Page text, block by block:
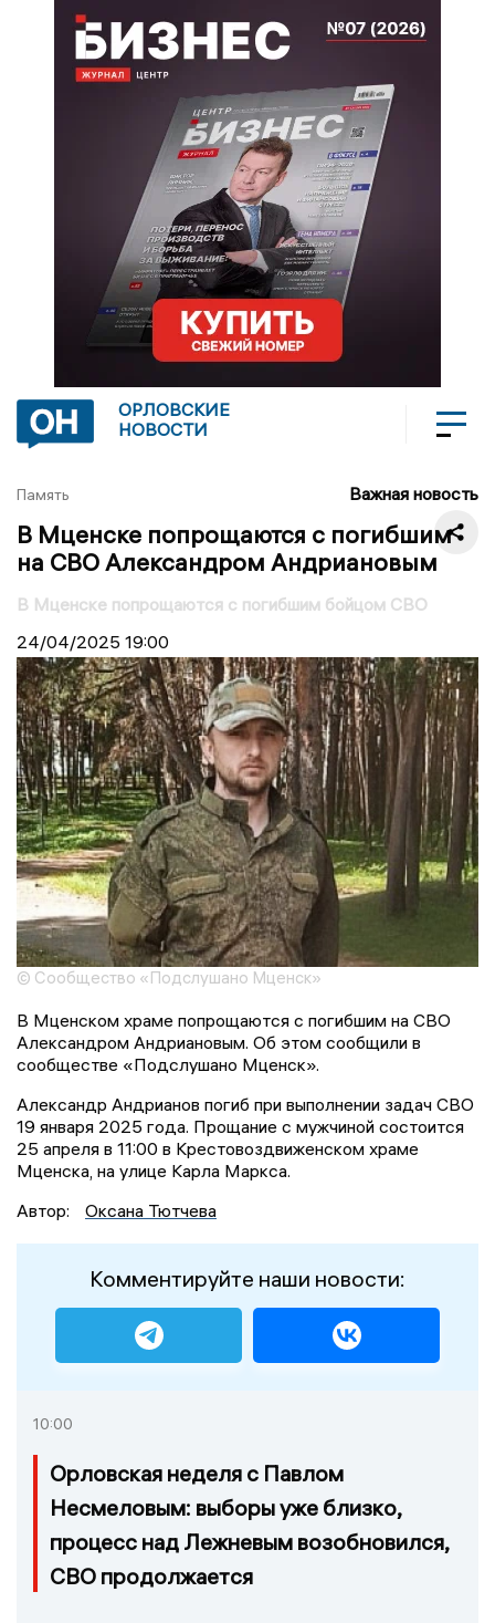
ОРЛОВСКИЕ
НОВОСТИ
Память Важная новость
В Мценске попрощаются с погибшим
на СВО Александром Андриановым
В Мценске попрощаются с погибшим бойцом СВО
24/04/2025 19:00
© Сообщество «Подслушано Мценск»
В Мценском храме попрощаются с погибшим на СВО
Александром Андриановым. Об этом сообщили в
сообществе «Подслушано Мценск».
Александр Андрианов погиб при выполнении задач СВО
19 января 2025 года. Прощание с мужчиной состоится
25 апреля в 11:00 в Крестовоздвиженском храме
Мценска, на улице Карла Маркса.
Автор:
Оксана Тютчева
Комментируйте наши новости:
10:00
Орловская неделя с Павлом
Несмеловым: выборы уже близко,
процесс над Лежневым возобновился,
СВО продолжается